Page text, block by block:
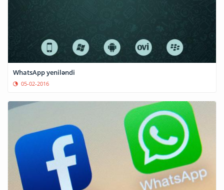
WhatsApp yeniləndi
05-02-2016